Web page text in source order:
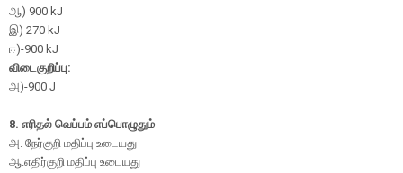
ஆ) 900 kJ
இ) 270 kJ
ஈ)-900 kJ
விடைகுறிப்பு:
அ)-900 J
8. எரிதல் வெப்பம் எப்பொழுதும்
அ. நேர்குறி மதிப்பு உடையது
ஆ.எதிர்குறி மதிப்பு உடையது